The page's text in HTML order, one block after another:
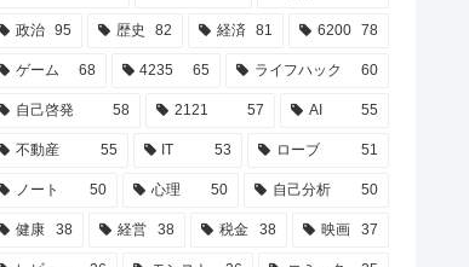
政治 95 歴史 82 経済 81 6200 78
ゲーム 68 4235 65 ライフハック 60
自己啓発 58 2121 57 AI 55
不動産 55 IT 53 ローブ 51
ノート 50 心理 50 自己分析 50
健康 38 経営 38 税金 38 映画 37